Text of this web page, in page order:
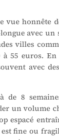
vue honnête
avec un
villes
55 euros. En
avec
de 8
un volume
espacé
fine ou